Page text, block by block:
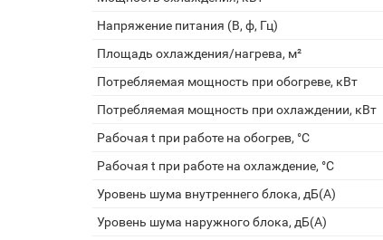
Напряжение питания (В, ф, Гц)
Площадь охлаждения/нагрева, м²
Потребляемая мощность при обогреве, кВт
Потребляемая мощность при охлаждении, кВт
Рабочая t при работе на обогрев, °С
Рабочая t при работе на охлаждение, °С
Уровень шума внутреннего блока, дБ(А)
Уровень шума наружного блока, дБ(А)